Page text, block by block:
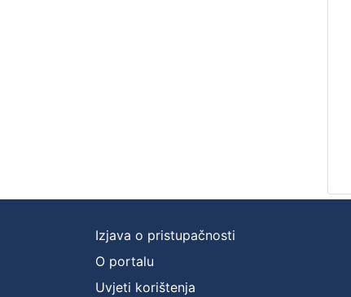
Izjava o pristupačnosti
O portalu
Uvjeti korištenja